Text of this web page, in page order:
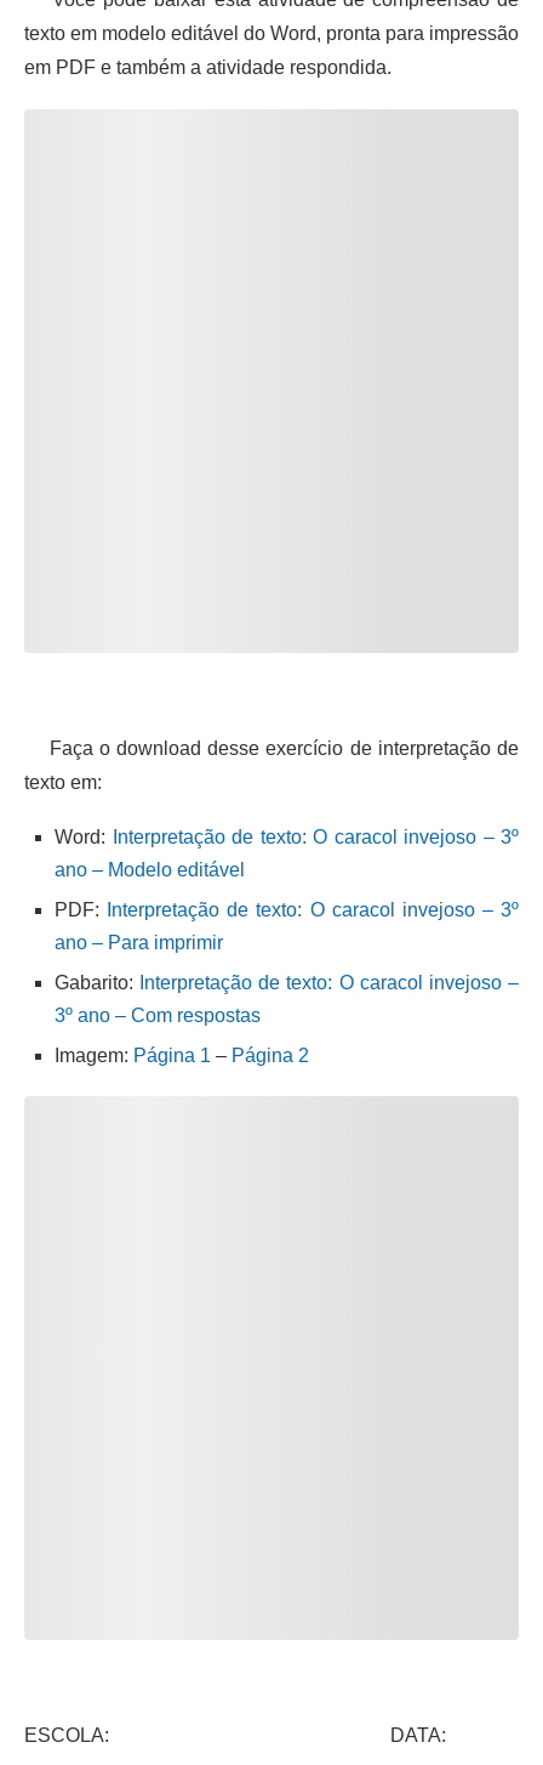
texto em modelo editável do Word, pronta para impressão
em PDF e também a atividade respondida.
Faça o download desse exercício de interpretação de
texto em:
Word:
Interpretação de texto: O caracol invejoso – 3º
ano – Modelo editável
PDF:
Interpretação de texto: O caracol invejoso – 3º
ano – Para imprimir
Gabarito:
Interpretação de texto: O caracol invejoso –
3º ano – Com respostas
Imagem: Página 1 – Página 2
ESCOLA: DATA: